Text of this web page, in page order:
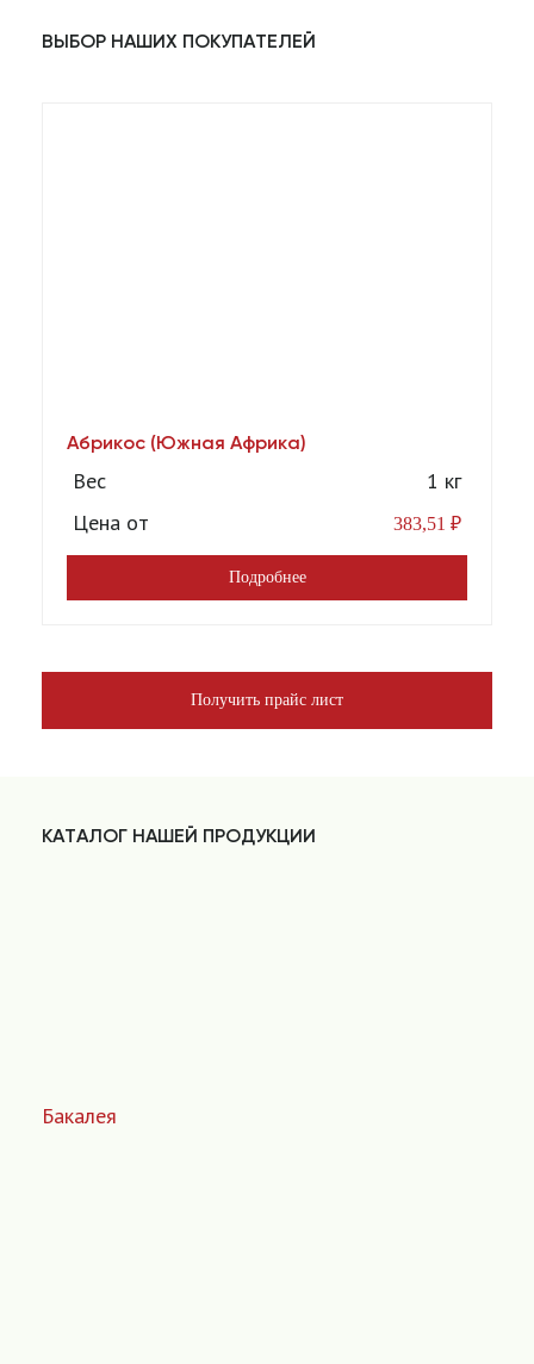
ВЫБОР НАШИХ ПОКУПАТЕЛЕЙ
Абрикос (Южная Африка)
Вес
1 кг
Цена от
383,51 ₽
Подробнее
Получить прайс лист
КАТАЛОГ НАШЕЙ ПРОДУКЦИИ
Бакалея